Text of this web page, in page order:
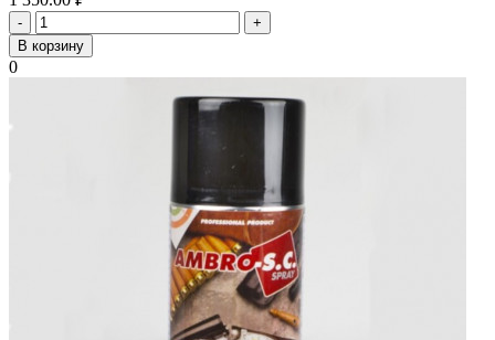
-
+
В корзину
0